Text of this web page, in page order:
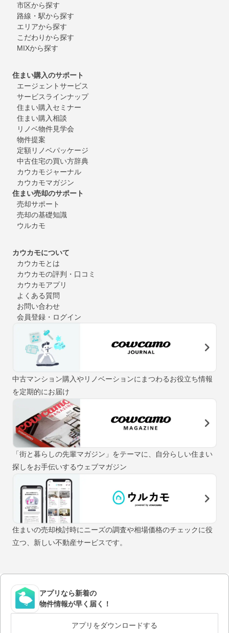
市区から探す
路線・駅から探す
エリアから探す
こだわりから探す
MIXから探す
住まい購入のサポート
エージェントサービス
サービスラインナップ
住まい購入セミナー
住まい購入相談
リノベ物件見学会
物件提案
定額リノベパッケージ
中古住宅の買い方辞典
カウカモジャーナル
カウカモマガジン
住まい売却のサポート
売却サポート
売却の基礎知識
ウルカモ
カウカモについて
カウカモとは
カウカモの評判・口コミ
カウカモアプリ
よくある質問
お問い合わせ
会員登録・ログイン
中古マンション購入やリノベーションにまつわるお役立ち情報
を定期的にお届け
「街と暮らしの先輩マガジン」をテーマに、自分らしい住まい
探しをお手伝いするウェブマガジン
住まいの売却検討時にニーズの調査や相場価格のチェックに役
立つ、新しい不動産サービスです。
アプリなら新着の
物件情報が早く届く！
アプリをダウンロードする